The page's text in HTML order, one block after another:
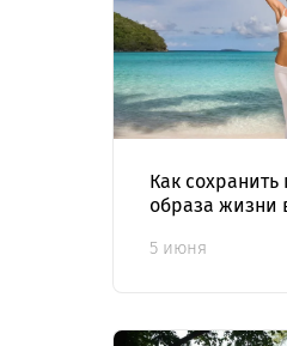
Как
образа жизни
5 июня